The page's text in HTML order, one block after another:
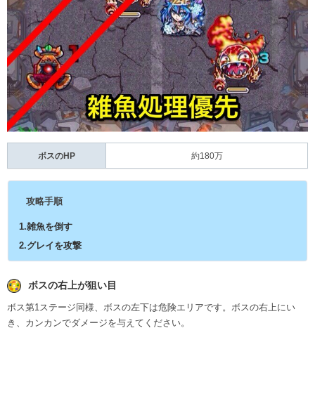
ボスのHP 約180万
攻略手順
1.雑魚を倒す
2.グレイを攻撃
ボスの右上が狙い目
ボス第1ステージ同様、ボスの左下は危険エリアです。ボスの右上にい
き、カンカンでダメージを与えてください。